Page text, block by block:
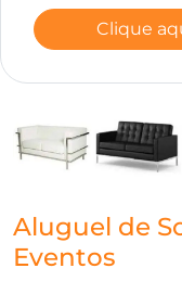
Clique
Aluguel de
Eventos